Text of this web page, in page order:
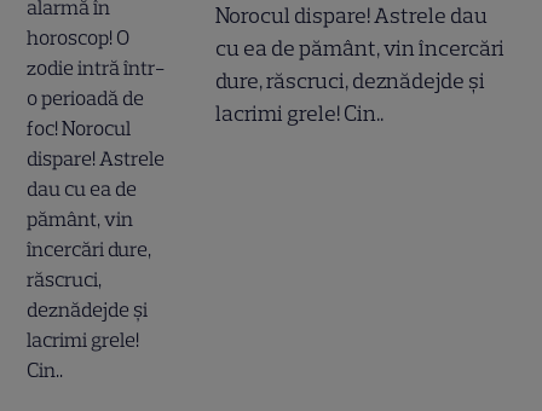
Norocul dispare! Astrele dau
cu ea de pământ, vin încercări
dure, răscruci, deznădejde și
lacrimi grele! Cin..